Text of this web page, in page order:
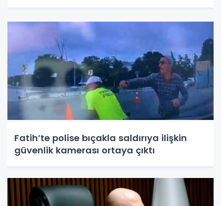
Fatih’te polise bıçakla saldırıya ilişkin
güvenlik kamerası ortaya çıktı